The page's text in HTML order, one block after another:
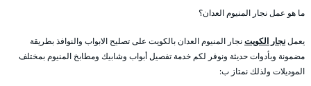
ما هو عمل نجار المنيوم العدان؟
يعملنجار الكويتنجار المنيوم العدان بالكويت على تصليح الابواب والنوافذ بطريقة
مضمونة وبأدوات حديثة ونوفر لكم خدمة تفصيل أبواب وشابيك ومطابخ المنيوم بمختلف
الموديلات ولذلك نمتاز ب: